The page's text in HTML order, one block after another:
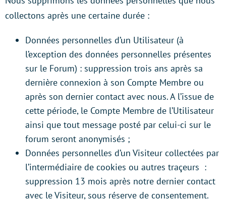
collectons après une certaine durée :
Données personnelles d’un Utilisateur (à
l’exception des données personnelles présentes
sur le Forum) : suppression trois ans après sa
dernière connexion à son Compte Membre ou
après son dernier contact avec nous. A l’issue de
cette période, le Compte Membre de l’Utilisateur
ainsi que tout message posté par celui-ci sur le
forum seront anonymisés ;
Données personnelles d’un Visiteur collectées par
l’intermédiaire de cookies ou autres traçeurs :
suppression 13 mois après notre dernier contact
avec le Visiteur, sous réserve de consentement.